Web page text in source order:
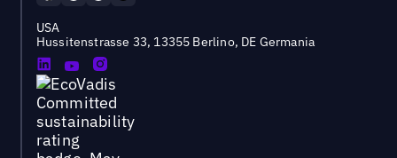
USA
Hussitenstrasse 33, 13355 Berlino, DE Germania